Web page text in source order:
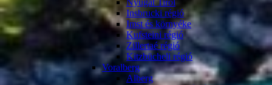
Nyugat Tirol
Insbrucki régió
Imst és környéke
Kufsteini régió
Zillertaé régió
Kitzbücheli régió
Voralberg
Alberg